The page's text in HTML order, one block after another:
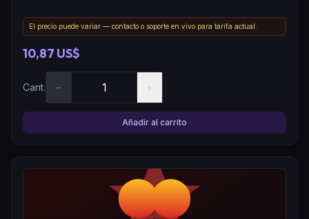
El precio puede variar — contacto o soporte en vivo para tarifa actual.
10,87 US$
Cant. − +
Añadir al carrito